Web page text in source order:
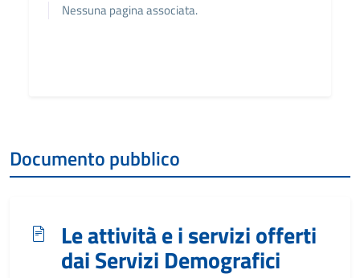
Nessuna pagina associata.
Documento pubblico
Le attività e i servizi offerti
dai Servizi Demografici